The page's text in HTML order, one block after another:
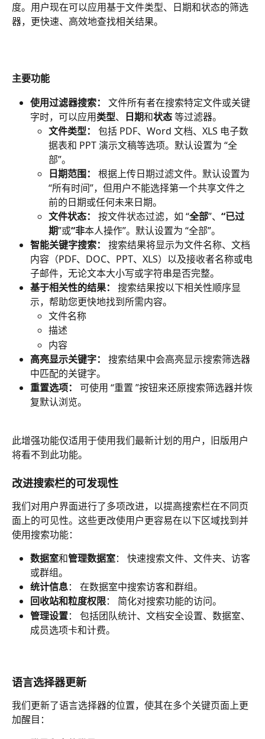
度。用户现在可以应用基于文件类型、日期和状态的筛选
器，更快速、高效地查找相关结果。
主要功能
使用过滤器搜索：
文件所有者在搜索特定文件或关键
字时，可以应用类型、 日期和状态 等过滤器。
文件类型：
包括 PDF、Word 文档、XLS 电子数
据表和 PPT 演示文稿等选项。默认设置为 “全
部”。
日期范围：
根据上传日期过滤文件。默认设置为
“所有时间”，但用户不能选择第一个共享文件之
前的日期或任何未来日期。
文件状态：
按文件状态过滤，如 “全部”、 “已过
期”或“非本人操作”。默认设置为 “全部”。
智能关键字搜索：
搜索结果将显示为文件名称、文档
内容（PDF、DOC、PPT、XLS）以及接收者名称或电
子邮件，无论文本大小写或字符串是否完整。
基于相关性的结果：
搜索结果按以下相关性顺序显
示，帮助您更快地找到所需内容。
文件名称
描述
内容
高亮显示关键字：
搜索结果中会高亮显示搜索筛选器
中匹配的关键字。
重置选项：
可使用 “重置 ”按钮来还原搜索筛选器并恢
复默认浏览。
此增强功能仅适用于使用我们最新计划的用户，旧版用户
将看不到此功能。
改进搜索栏的可发现性
我们对用户界面进行了多项改进，以提高搜索栏在不同页
面上的可见性。这些更改使用户更容易在以下区域找到并
使用搜索功能：
数据室和管理数据室： 快速搜索文件、文件夹、访客
或群组。
统计信息： 在数据室中搜索访客和群组。
回收站和粒度权限： 简化对搜索功能的访问。
管理设置： 包括团队统计、文档安全设置、数据室、
成员选项卡和计费。
语言选择器更新
我们更新了语言选择器的位置，使其在多个关键页面上更
加醒目：